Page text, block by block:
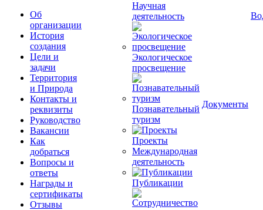
Об
организации
История
создания
Цели и
задачи
Территория
и Природа
Контакты и
реквизиты
Руководство
Вакансии
Как
добраться
Вопросы и
ответы
Награды и
сертификаты
Отзывы
Научная
деятельность
Экологическое
просвещение
Познавательный
туризм
Проекты
Международная
деятельность
Публикации
Документы